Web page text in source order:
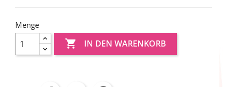
Menge
 IN DEN WARENKORB